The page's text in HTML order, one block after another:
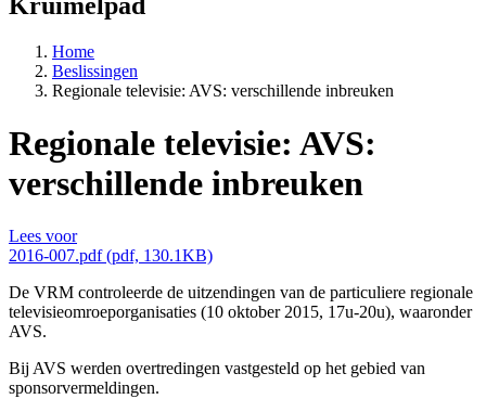
Home
Beslissingen
Regionale televisie: AVS: verschillende inbreuken
Regionale televisie: AVS:
verschillende inbreuken
Lees voor
2016-007.pdf (pdf, 130.1KB)
De VRM controleerde de uitzendingen van de particuliere regionale
televisieomroeporganisaties (10 oktober 2015, 17u-20u), waaronder
AVS.
Bij AVS werden overtredingen vastgesteld op het gebied van
sponsorvermeldingen.